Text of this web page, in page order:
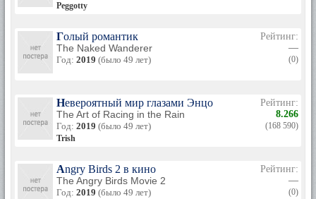
Peggotty
Голый романтик
The Naked Wanderer
Год: 2019 (было 49 лет)
Рейтинг:
—
(0)
Невероятный мир глазами Энцо
The Art of Racing in the Rain
Год: 2019 (было 49 лет)
Trish
Рейтинг:
8.266
(168 590)
Angry Birds 2 в кино
The Angry Birds Movie 2
Год: 2019 (было 49 лет)
Рейтинг:
—
(0)